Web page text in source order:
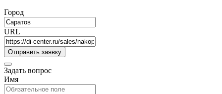
Город
URL
Задать вопрос
Имя